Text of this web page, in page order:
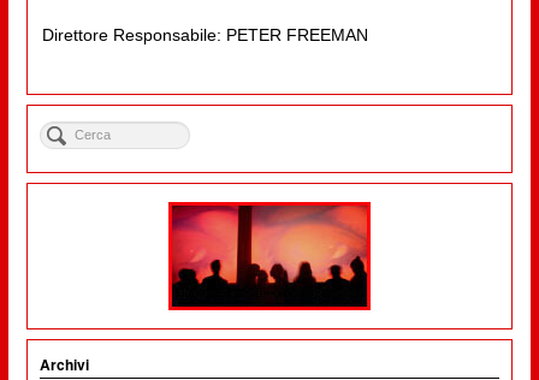
Direttore Responsabile: PETER FREEMAN
Archivi